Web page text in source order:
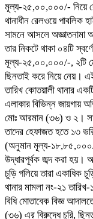
মূল্য-২৫,০০,০০০/- নিয়ে
থানাধীন রেলওয়ে পাবলিক
সামনে আসলে অজ্ঞাতনামা
তার নিকটে থাকা ০৪টি
মূল্য-২৫,০০,০০০/-, ২টি
ছিনতাই করে নিয়ে নেয়।
তারিখ কোতয়ালী থানার
এলাকার বিভিন্ন জায়গায়
মোঃ আরমান (৩৬) ও ২।
তাদের হেফাজত হতে ১৩
(অনুমান মূল্য-
উদ্ধারপূর্বক জব্দ করা হয়।
চুড়ি গলিয়ে তারা একাধিক
থানার মামলা নং-২১
বিধি মোতাবেক বিজ্ঞ
(৩৬) এর বিরুদ্ধে চুরি,